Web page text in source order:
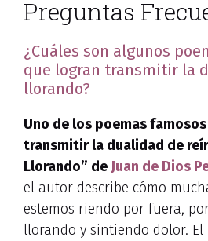
Preguntas
¿Cuáles son algunos
que logran transmitir la
llorando?
Uno de los poemas
transmitir la dualidad de
Llorando” de Juan de Dios
el autor describe cómo
estemos riendo por fuera,
llorando y sintiendo dolor. El